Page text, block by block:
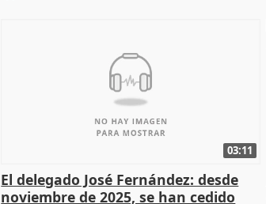
03:11
El delegado José Fernández: desde
noviembre de 2025, se han cedido